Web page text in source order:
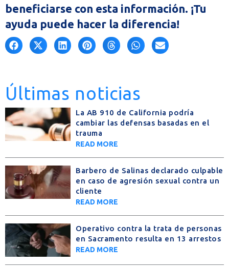
beneficiarse con esta información. ¡Tu
ayuda puede hacer la diferencia!
Últimas noticias
La AB 910 de California podría
cambiar las defensas basadas en el
trauma
READ MORE
Barbero de Salinas declarado culpable
en caso de agresión sexual contra un
cliente
READ MORE
Operativo contra la trata de personas
en Sacramento resulta en 13 arrestos
READ MORE